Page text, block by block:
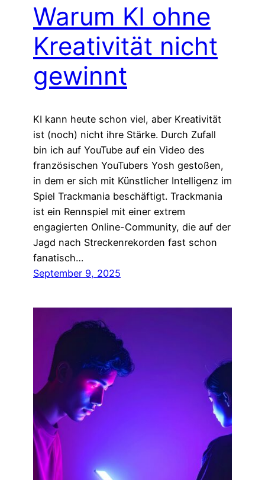
Warum KI ohne
Kreativität nicht
gewinnt
KI kann heute schon viel, aber Kreativität
ist (noch) nicht ihre Stärke. Durch Zufall
bin ich auf YouTube auf ein Video des
französischen YouTubers Yosh gestoßen,
in dem er sich mit Künstlicher Intelligenz im
Spiel Trackmania beschäftigt. Trackmania
ist ein Rennspiel mit einer extrem
engagierten Online-Community, die auf der
Jagd nach Streckenrekorden fast schon
fanatisch…
September 9, 2025